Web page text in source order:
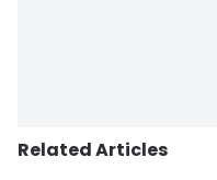
Related Articles